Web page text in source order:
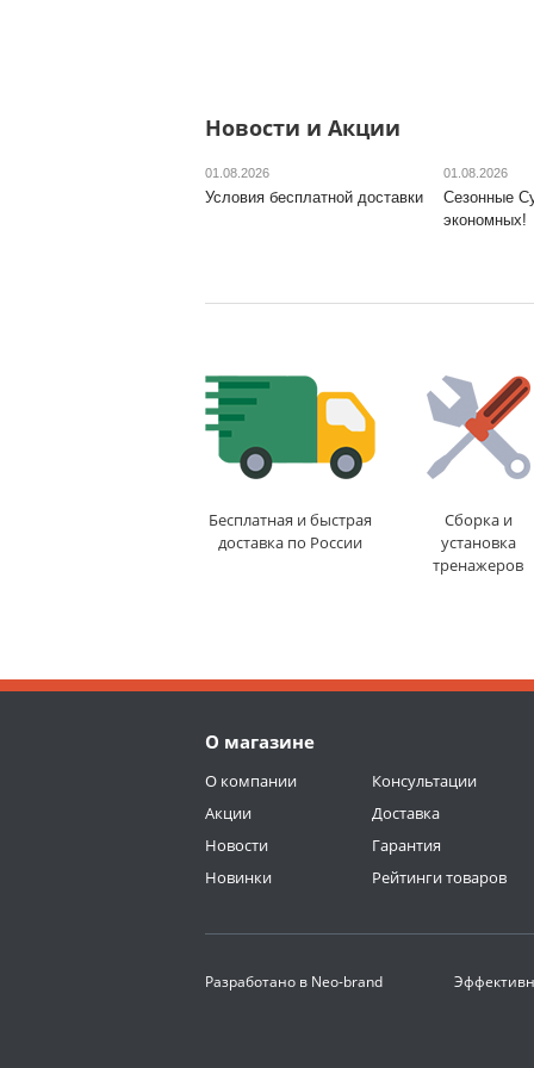
Новости и Акции
01.08.2026
Условия бесплатной доставки
01.08.2026
Сезонные
экономных!
Бесплатная и быстрая
доставка по России
Сборка и
установка
тренажеров
О магазине
О компании
Акции
Новости
Новинки
Консультации
Доставка
Гарантия
Рейтинги товаров
Разработано в Neo-brand